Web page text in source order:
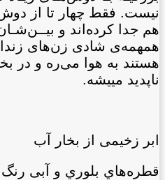
نيست. فقط چهار تا از
هم جدا کرده‌اند و
همهمه‌ی شادی زن‌های
هستند به هوا می‌ره و در
ناپديد ميیشه.
ابر زخيمی از بخار آب
قطره‌هاي بلوري و آبی